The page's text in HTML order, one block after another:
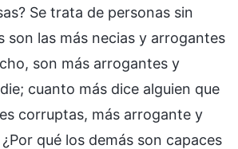
Se trata de personas sin
son las más necias y arrogantes
son más arrogantes y
cuanto más dice alguien que
corruptas, más arrogante y
qué los demás son capaces